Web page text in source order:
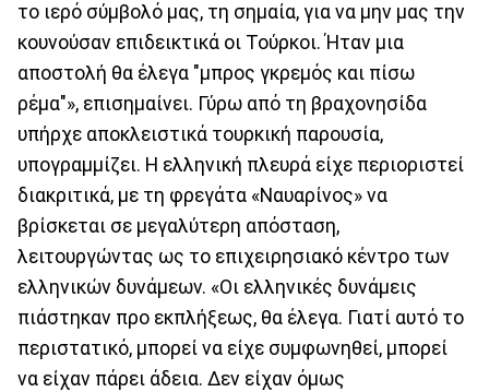
το ιερό σύμβολό μας, τη σημαία, για να μην μας την
κουνούσαν επιδεικτικά οι Τούρκοι. Ήταν μια
αποστολή θα έλεγα "μπρος γκρεμός και πίσω
ρέμα"», επισημαίνει. Γύρω από τη βραχονησίδα
υπήρχε αποκλειστικά τουρκική παρουσία,
υπογραμμίζει. Η ελληνική πλευρά είχε περιοριστεί
διακριτικά, με τη φρεγάτα «Ναυαρίνος» να
βρίσκεται σε μεγαλύτερη απόσταση,
λειτουργώντας ως το επιχειρησιακό κέντρο των
ελληνικών δυνάμεων. «Οι ελληνικές δυνάμεις
πιάστηκαν προ εκπλήξεως, θα έλεγα. Γιατί αυτό το
περιστατικό, μπορεί να είχε συμφωνηθεί, μπορεί
να είχαν πάρει άδεια. Δεν είχαν όμως